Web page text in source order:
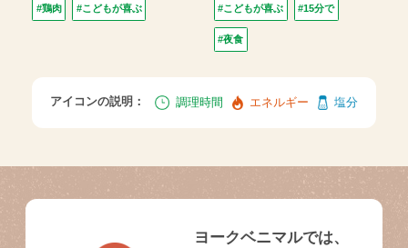
#鶏肉 #こどもが喜ぶ #こどもが喜ぶ #15分で
#夜食
アイコンの説明： 調理時間 エネルギー 塩分
ヨークベニマルでは、